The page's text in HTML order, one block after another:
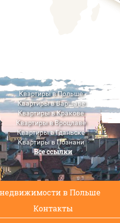
Квартиры в Польше
Квартиры в Варшаве
Квартиры в Кракове
Квартиры в Вроцлаве
Квартиры в Гданьске
Квартиры в Познани
Квартиры в Люблине
Все ссылки
недвижимости в Польше
Контакты